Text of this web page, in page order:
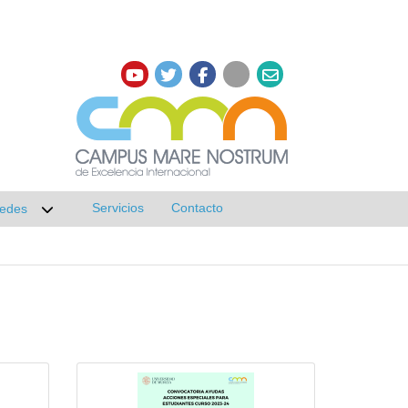
submenú de Investigación
Desplegar submenú de Redes
Servicios Contacto